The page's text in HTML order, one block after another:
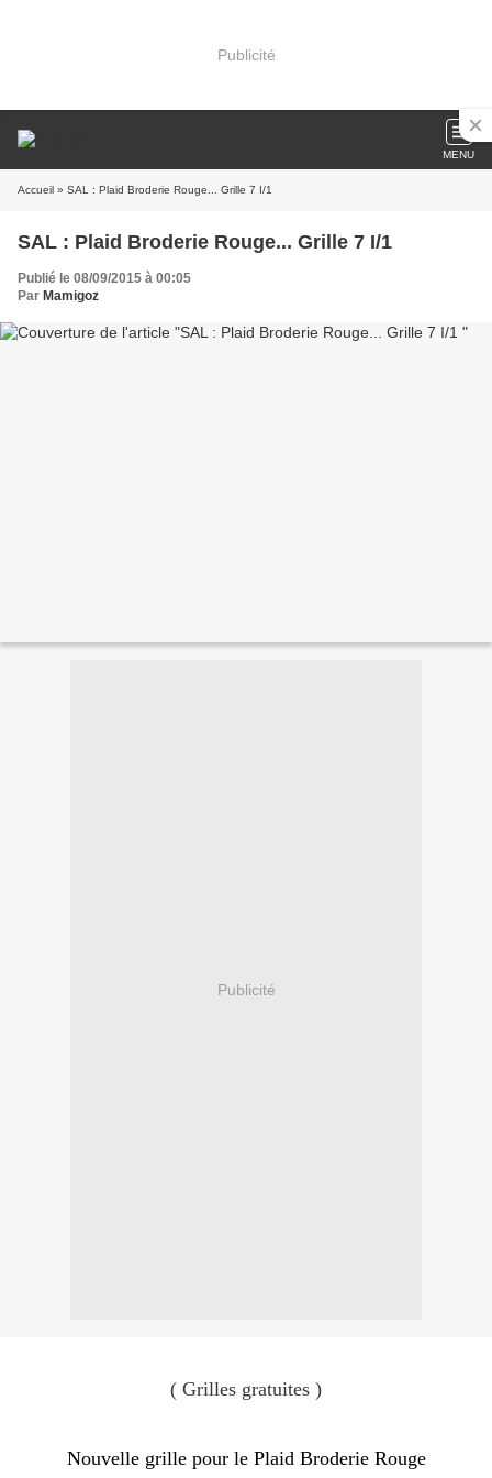
Publicité
MENU
Accueil » SAL : Plaid Broderie Rouge... Grille 7 I/1
SAL : Plaid Broderie Rouge... Grille 7 I/1
Publié le 08/09/2015 à 00:05
Par Mamigoz
Publicité
( Grilles gratuites )
Nouvelle grille pour le Plaid Broderie Rouge